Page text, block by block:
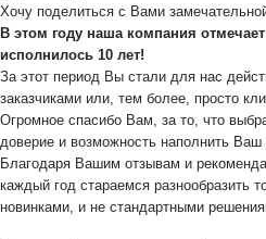
Хочу поделиться с Вами
В этом году наша компания
исполнилось 10 лет!
За этот период Вы стали для нас
заказчиками или, тем более, просто
Огромное спасибо Вам, за то, что
доверие и возможность наполнить
Благодаря Вашим отзывам и
каждый год стараемся разнообразить
новинками, и не стандартными